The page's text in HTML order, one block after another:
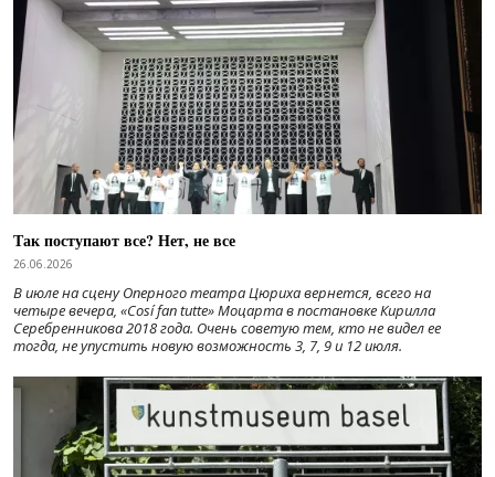
Так поступают все? Нет, не все
26.06.2026
В июле на сцену Оперного театра Цюриха вернется, всего на
четыре вечера, «Cosí fan tutte» Моцарта в постановке Кирилла
Серебренникова 2018 года. Очень советую тем, кто не видел ее
тогда, не упустить новую возможность 3, 7, 9 и 12 июля.